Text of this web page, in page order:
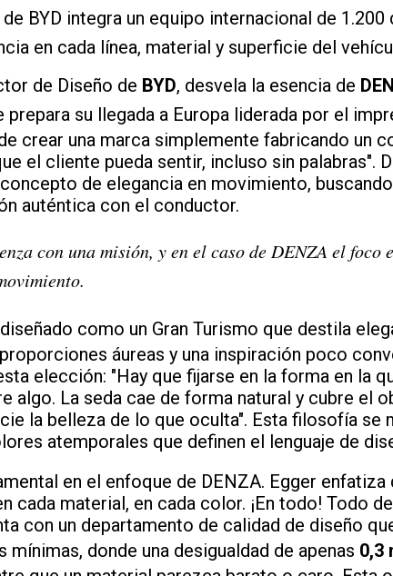
BYD integra un equipo internacional de 1.200
en cada línea, material y superficie del
de Diseño de BYD, desvela la esencia de
su llegada a Europa liderada por el
crear una marca simplemente fabricando un
el cliente pueda sentir, incluso sin palabras".
de elegancia en movimiento,
auténtica con el conductor.
con una misión, y en el caso de DENZA el foco
como un Gran Turismo que destila
áureas y una inspiración poco
elección: "Hay que fijarse en la forma en la
algo. La seda cae de forma natural y cubre el
la belleza de lo que oculta". Esta filosofía se
atemporales que definen el lenguaje de
en el enfoque de DENZA. Egger enfatiza
cada material, en cada color. ¡En todo! Todo
con un departamento de calidad de diseño
donde una desigualdad de apenas 0,3